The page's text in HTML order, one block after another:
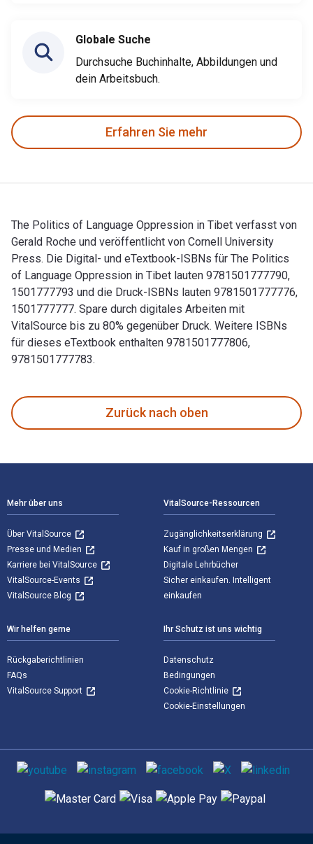
Globale Suche
Durchsuche Buchinhalte, Abbildungen und
dein Arbeitsbuch.
Erfahren Sie mehr
The Politics of Language Oppression in Tibet verfasst von
Gerald Roche und veröffentlicht von Cornell University
Press. Die Digital- und eTextbook-ISBNs für The Politics
of Language Oppression in Tibet lauten 9781501777790,
1501777793 und die Druck-ISBNs lauten 9781501777776,
1501777777. Spare durch digitales Arbeiten mit
VitalSource bis zu 80% gegenüber Druck. Weitere ISBNs
für dieses eTextbook enthalten 9781501777806,
9781501777783.
Zurück nach oben
Mehr über uns
Über VitalSource
Presse und Medien
Karriere bei VitalSource
VitalSource-Events
VitalSource Blog
VitalSource-Ressourcen
Zugänglichkeitserklärung
Kauf in großen Mengen
Digitale Lehrbücher
Sicher einkaufen. Intelligent
einkaufen
Wir helfen gerne
Rückgaberichtlinien
FAQs
VitalSource Support
Ihr Schutz ist uns wichtig
Datenschutz
Bedingungen
Cookie-Richtlinie
Cookie-Einstellungen
Sozialen Medien
Unterstützte Zahlungsmethoden